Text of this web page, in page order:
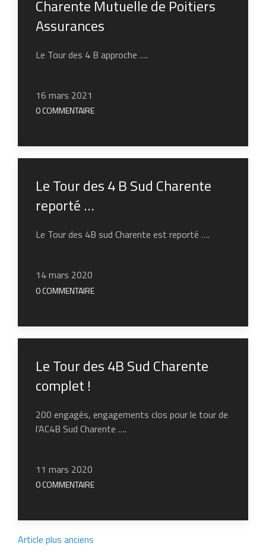
Charente Mutuelle de Poitiers
Assurances
Le Tour des 4 B approche ….
16 mars 2021
0 COMMENTAIRE
Le Tour des 4 B Sud Charente
reporté …
Le Tour des 4B sud Charente est reporté ….
14 mars 2020
0 COMMENTAIRE
Le Tour des 4B Sud Charente
complet !
200 engagés, engagements clos pour le tour de
l’AC4B Sud Charente ….
11 mars 2020
0 COMMENTAIRE
Article plus anciens